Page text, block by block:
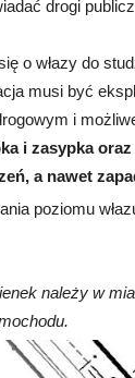
drogi
o włazy do
musi być
i
i zasypka
a nawet
należy w